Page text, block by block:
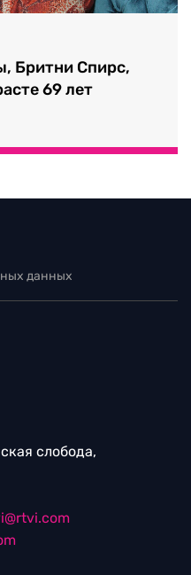
Бритни Спирс,
69 лет
данных
слобода,